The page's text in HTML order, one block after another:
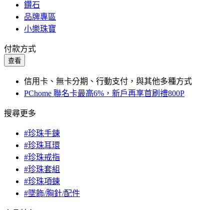
鑽石
品牌專區
小樂珠寶
付款方式
查看
信用卡、無卡分期、行動支付，與其他多種方式
PChome 聯名卡最高6%，新戶再享首刷禮800P
搜尋更多
#珍珠手鍊
#珍珠耳環
#珍珠戒指
#珍珠套組
#珍珠項鍊
#墜飾/胸針/配件